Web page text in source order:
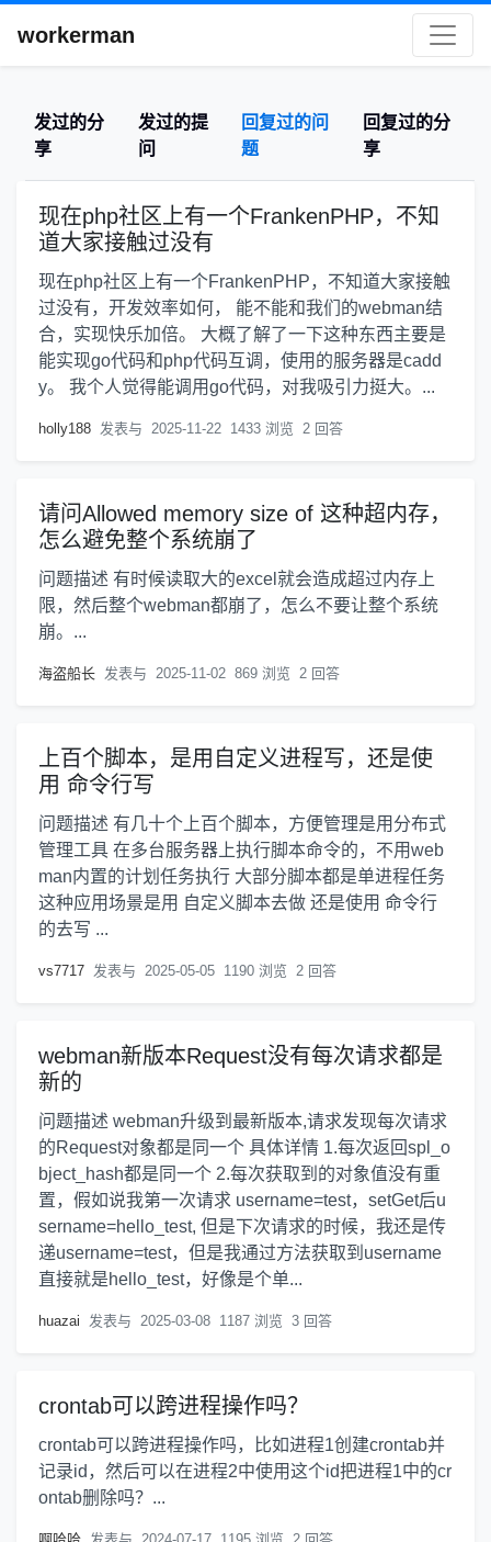
workerman
发过的分
享
发过的提
问
回复过的问
题
回复过的分
享
现在php社区上有一个FrankenPHP，不知
道大家接触过没有
现在php社区上有一个FrankenPHP，不知道大家接触
过没有，开发效率如何， 能不能和我们的webman结
合，实现快乐加倍。 大概了解了一下这种东西主要是
能实现go代码和php代码互调，使用的服务器是cadd
y。 我个人觉得能调用go代码，对我吸引力挺大。...
holly188 发表与 2025-11-22 1433 浏览 2 回答
请问Allowed memory size of 这种超内存，
怎么避免整个系统崩了
问题描述 有时候读取大的excel就会造成超过内存上
限，然后整个webman都崩了，怎么不要让整个系统
崩。...
海盗船长 发表与 2025-11-02 869 浏览 2 回答
上百个脚本，是用自定义进程写，还是使
用 命令行写
问题描述 有几十个上百个脚本，方便管理是用分布式
管理工具 在多台服务器上执行脚本命令的，不用web
man内置的计划任务执行 大部分脚本都是单进程任务
这种应用场景是用 自定义脚本去做 还是使用 命令行
的去写 ...
vs7717 发表与 2025-05-05 1190 浏览 2 回答
webman新版本Request没有每次请求都是
新的
问题描述 webman升级到最新版本,请求发现每次请求
的Request对象都是同一个 具体详情 1.每次返回spl_o
bject_hash都是同一个 2.每次获取到的对象值没有重
置，假如说我第一次请求 username=test，setGet后u
sername=hello_test, 但是下次请求的时候，我还是传
递username=test，但是我通过方法获取到username
直接就是hello_test，好像是个单...
huazai 发表与 2025-03-08 1187 浏览 3 回答
crontab可以跨进程操作吗？
crontab可以跨进程操作吗，比如进程1创建crontab并
记录id，然后可以在进程2中使用这个id把进程1中的cr
ontab删除吗？...